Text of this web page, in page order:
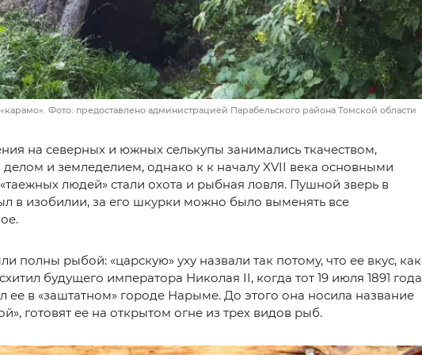
Фото: предоставлено администрацией Парабельского района Томской области
на северных и южных селькупы занимались ткачеством,
и земледелием, однако к к началу XVII века основными
людей» стали охота и рыбная ловля. Пушной зверь в
в изобилии, за его шкурки можно было выменять все
полны рыбой: «царскую» уху назвали так потому, что ее вкус, как
будущего императора Николая II, когда тот 19 июля 1891 года
ее в «заштатном» городе Нарыме. До этого она носила название
готовят ее на открытом огне из трех видов рыб.